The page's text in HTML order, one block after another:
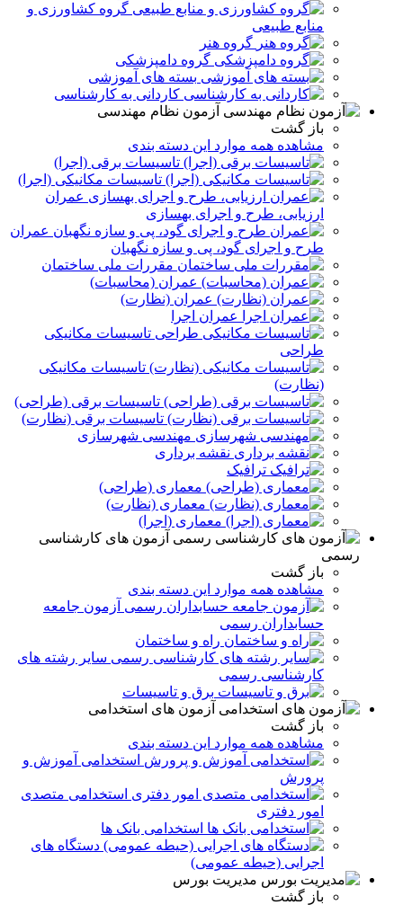
گروه کشاورزی و
منابع طبیعی
گروه هنر
گروه دامپزشکی
بسته های آموزشی
کاردانی به کارشناسی
آزمون نظام مهندسی
باز گشت
مشاهده همه موارد این دسته بندی
تاسیسات برقی (اجرا)
تاسیسات مکانیکی (اجرا)
عمران
ارزیابی، طرح و اجرای بهسازی
عمران
طرح و اجرای گود، پی و سازه نگهبان
مقررات ملی ساختمان
عمران (محاسبات)
عمران (نظارت)
عمران اجرا
تاسیسات مکانیکی
طراحی
تاسیسات مکانیکی
(نظارت)
تاسیسات برقی (طراحی)
تاسیسات برقی (نظارت)
مهندسی شهرسازی
نقشه برداری
ترافیک
معماری (طراحی)
معماری (نظارت)
معماری (اجرا)
آزمون های کارشناسی
رسمی
باز گشت
مشاهده همه موارد این دسته بندی
آزمون جامعه
حسابداران رسمی
راه و ساختمان
سایر رشته های
کارشناسی رسمی
برق و تاسيسات
آزمون های استخدامی
باز گشت
مشاهده همه موارد این دسته بندی
استخدامی آموزش و
پرورش
استخدامی متصدی
امور دفتری
استخدامی بانک ها
دستگاه های
اجرایی (حیطه عمومی)
مدیریت بورس
باز گشت